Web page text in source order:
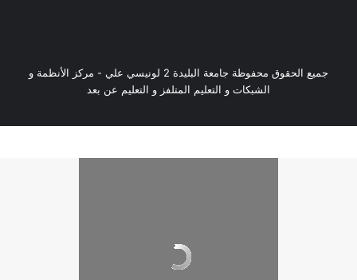
جميع الحقوق محفوظة جامعة البليدة 2 لونيسي علي - مركز الأنظمة و
الشبكات و التعليم المتلفز و التعليم عن بعد